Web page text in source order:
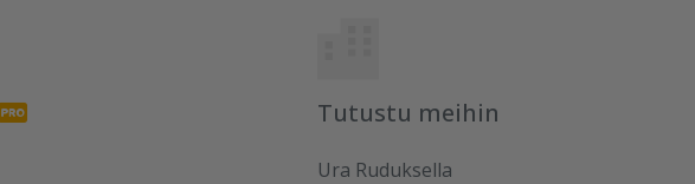
Tutustu meihin
Ura Ruduksella